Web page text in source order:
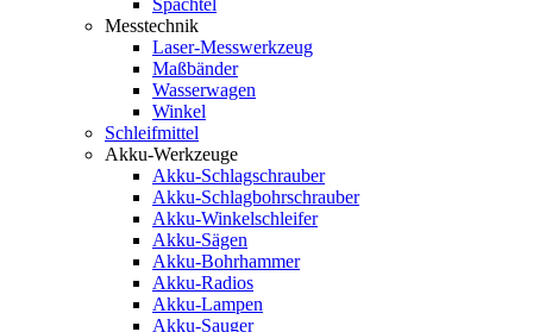
Spachtel
Messtechnik
Laser-Messwerkzeug
Maßbänder
Wasserwagen
Winkel
Schleifmittel
Akku-Werkzeuge
Akku-Schlagschrauber
Akku-Schlagbohrschrauber
Akku-Winkelschleifer
Akku-Sägen
Akku-Bohrhammer
Akku-Radios
Akku-Lampen
Akku-Sauger